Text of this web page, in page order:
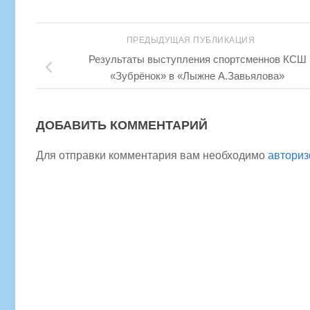
ПРЕДЫДУЩАЯ ПУБЛИКАЦИЯ
Результаты выступления спортсменнов КСШ
«Зубрёнок» в «Лыжне А.Завьялова»
ДОБАВИТЬ КОММЕНТАРИЙ
Для отправки комментария вам необходимо